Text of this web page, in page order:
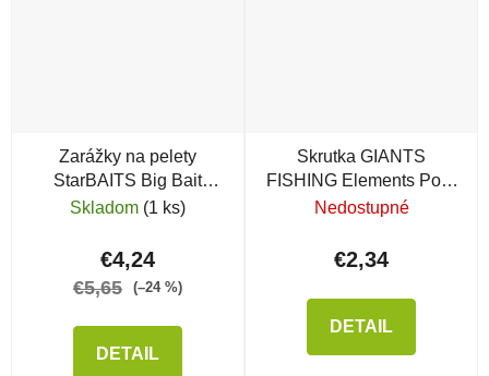
Zarážky na pelety
StarBAITS Big Bait
Stopper
Skladom (1 ks)
€4,24
€5,65 (–24 %)
DETAIL
Skrutka GIANTS
FISHING Elements Pop-
Up Pegs Clear na
Nedostupné
€2,34
DETAIL